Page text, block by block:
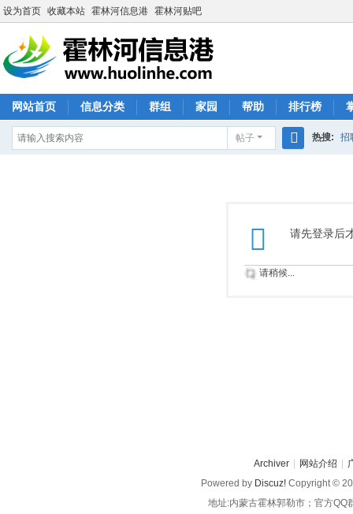
设为首页 收藏本站 霍林河信息港 霍林河贴吧
网站首页 信息分类 群组 家园 帮助 排行榜
帖子 热搜: 招
请先登录后
请稍候...
Archiver 网站介绍
Powered by Discuz! Copyright ©
地址:内蒙古霍林郭勒市；官方QQ